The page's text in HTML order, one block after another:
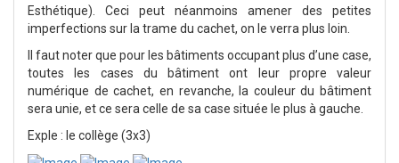
Esthétique). Ceci peut néanmoins amener des petites
imperfections sur la trame du cachet, on le verra plus loin.
Il faut noter que pour les bâtiments occupant plus d’une case,
toutes les cases du bâtiment ont leur propre valeur
numérique de cachet, en revanche, la couleur du bâtiment
sera unie, et ce sera celle de sa case située le plus à gauche.
Exple : le collège (3x3)